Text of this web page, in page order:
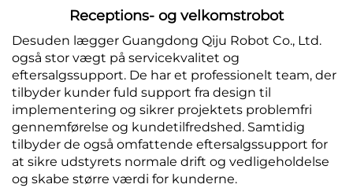
Receptions- og velkomstrobot
Desuden lægger Guangdong Qiju Robot Co., Ltd.
også stor vægt på servicekvalitet og
eftersalgssupport. De har et professionelt team, der
tilbyder kunder fuld support fra design til
implementering og sikrer projektets problemfri
gennemførelse og kundetilfredshed. Samtidig
tilbyder de også omfattende eftersalgssupport for
at sikre udstyrets normale drift og vedligeholdelse
og skabe større værdi for kunderne.